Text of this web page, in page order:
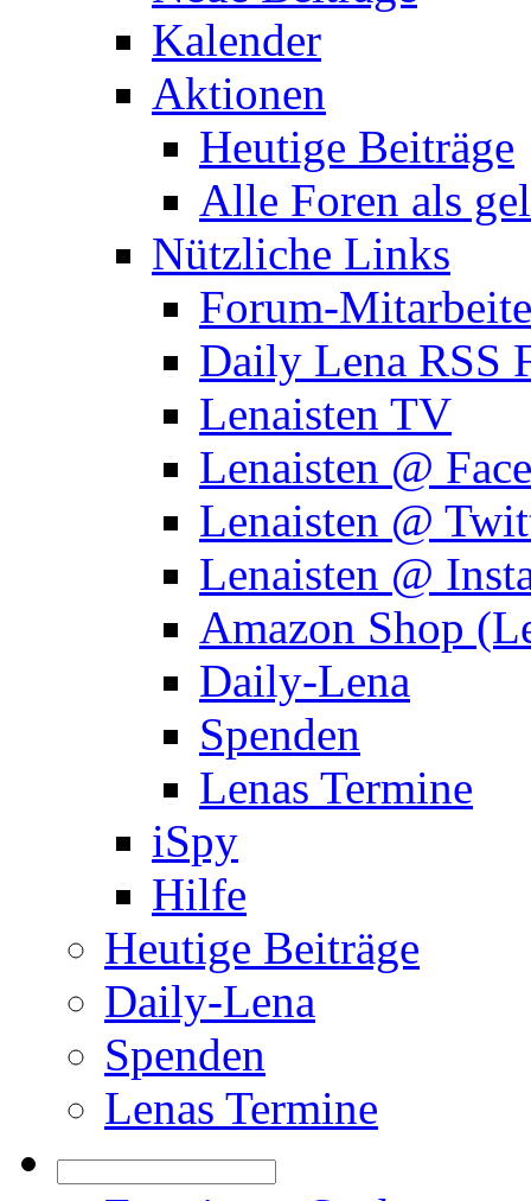
Kalender
Aktionen
Heutige Beiträge
Alle Foren als
Nützliche Links
Forum-
Daily Lena RSS
Lenaisten TV
Lenaisten @
Lenaisten @
Lenaisten @
Amazon Shop
Daily-Lena
Spenden
Lenas Termine
iSpy
Hilfe
Heutige Beiträge
Daily-Lena
Spenden
Lenas Termine